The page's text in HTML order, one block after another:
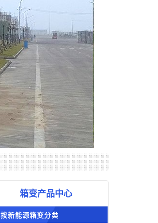
箱变产品中心
按新能源箱变分类